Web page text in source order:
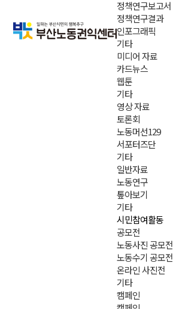
정책연구보고서
정책연구결과
인포그래픽
기타
미디어 자료
카드뉴스
웹툰
기타
영상 자료
토론회
노동머선129
서포터즈단
기타
일반자료
노동연구
톺아보기
기타
시민참여활동
공모전
노동사진 공모전
노동수기 공모전
온라인 사진전
기타
캠페인